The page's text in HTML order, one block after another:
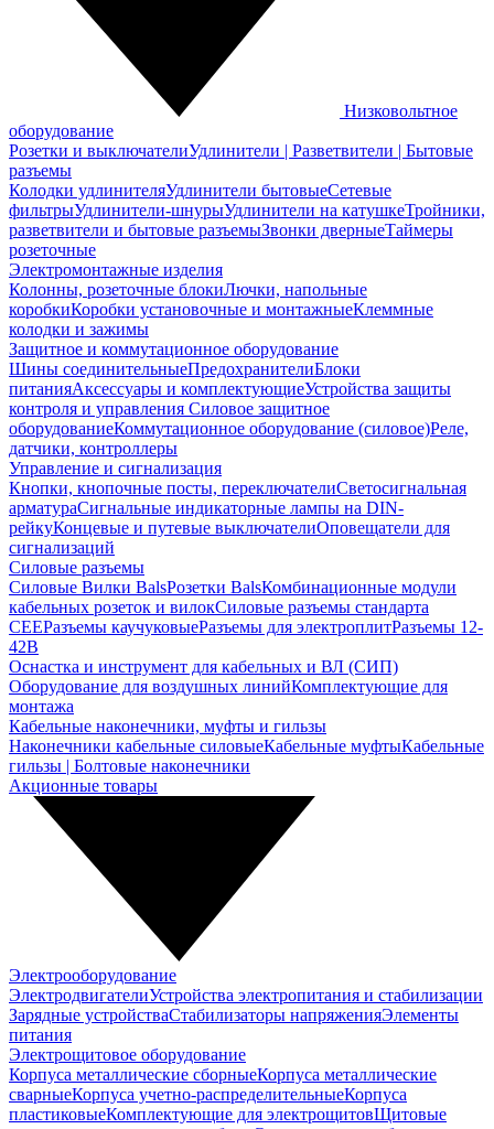
Низковольтное
оборудование
Розетки и выключателиУдлинители | Разветвители | Бытовые
разъемы
Колодки удлинителяУдлинители бытовыеСетевые
фильтрыУдлинители-шнурыУдлинители на катушкеТройники,
разветвители и бытовые разъемыЗвонки дверныеТаймеры
розеточные
Электромонтажные изделия
Колонны, розеточные блокиЛючки, напольные
коробкиКоробки установочные и монтажныеКлеммные
колодки и зажимы
Защитное и коммутационное оборудование
Шины соединительныеПредохранителиБлоки
питанияАксессуары и комплектующиеУстройства защиты
контроля и управления Силовое защитное
оборудованиеКоммутационное оборудование (силовое)Реле,
датчики, контроллеры
Управление и сигнализация
Кнопки, кнопочные посты, переключателиСветосигнальная
арматураСигнальные индикаторные лампы на DIN-
рейкуКонцевые и путевые выключателиОповещатели для
сигнализаций
Силовые разъемы
Силовые Вилки BalsРозетки BalsКомбинационные модули
кабельных розеток и вилокСиловые разъемы стандарта
CEEРазъемы каучуковыеРазъемы для электроплитРазъемы 12-
42В
Оснастка и инструмент для кабельных и ВЛ (СИП)
Оборудование для воздушных линийКомплектующие для
монтажа
Кабельные наконечники, муфты и гильзы
Наконечники кабельные силовыеКабельные муфтыКабельные
гильзы | Болтовые наконечники
Акционные товары
Электрооборудование
ЭлектродвигателиУстройства электропитания и стабилизации
Зарядные устройстваСтабилизаторы напряженияЭлементы
питания
Электрощитовое оборудование
Корпуса металлические сборныеКорпуса металлические
сварныеКорпуса учетно-распределительныеКорпуса
пластиковыеКомплектующие для электрощитовЩитовые